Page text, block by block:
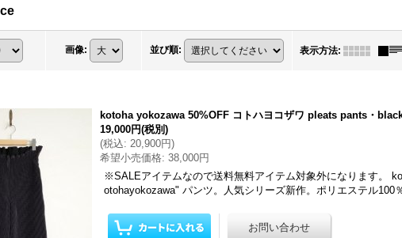
画像: 並び順: 表示方法:
kotoha yokozawa 50%OFF コトハヨコザワ pleats pants・
19,000円(税別)
(税込: 20,900円)
希望小売価格: 38,000円
※SALEアイテムなので送料無料アイテム対象外になります。
otohayokozawa" パンツ。人気シリーズ新作。ポリエステル100